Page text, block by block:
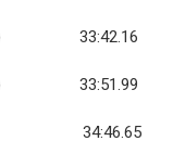
33:42.16
33:51.99
34:46.65